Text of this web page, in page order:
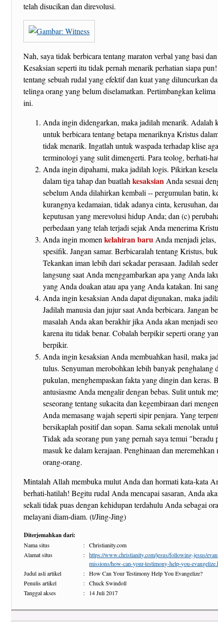
telah disucikan dan direvolusi.
Nah, saya tidak berbicara tentang maraton verbal yang basi
Kesaksian seperti itu tidak pernah menarik perhatian siapa
tentang sebuah rudal yang efektif dan kuat yang diluncurkan
telinga orang yang belum diselamatkan. Pertimbangkan kelima
ini.
Anda ingin didengarkan, maka jadilah menarik. Adalah
untuk berbicara tentang betapa menariknya Kristus
tidak menarik. Ingatlah untuk waspada terhadap klise
terminologi yang sulit dimengerti. Para teolog, berhati-
Anda ingin dipahami, maka jadilah logis. Pikirkan
dalam tiga tahap dan buatlahkesaksian Anda sesuai
sebelum Anda dilahirkan kembali -- pergumulan batin,
kurangnya kedamaian, tidak adanya cinta, kerusuhan,
keputusan yang merevolusi hidup Anda; dan (c)
perbedaan yang telah terjadi sejak Anda menerima
Anda ingin momenkelahiran baru Anda menjadi
spesifik. Jangan samar. Berbicaralah tentang Kristus,
Tekankan iman lebih dari sekadar perasaan. Jadilah
langsung saat Anda menggambarkan apa yang Anda
yang Anda doakan atau apa yang Anda katakan. Ini
Anda ingin kesaksian Anda dapat digunakan, maka
Jadilah manusia dan jujur saat Anda berbicara. Jangan
masalah Anda akan berakhir jika Anda akan menjadi
karena itu tidak benar. Cobalah berpikir seperti orang
berpikir.
Anda ingin kesaksian Anda membuahkan hasil, maka
tulus. Senyuman merobohkan lebih banyak penghalang
pukulan, menghempaskan fakta yang dingin dan keras.
antusiasme Anda mengalir dengan bebas. Sulit untuk
seseorang tentang sukacita dan kegembiraan dari
Anda memasang wajah seperti sipir penjara. Yang
bersikaplah positif dan sopan. Sama sekali menolak
Tidak ada seorang pun yang pernah saya temui "beradu
masuk ke dalam kerajaan. Penghinaan dan meremehkan
orang-orang.
Mintalah Allah membuka mulut Anda dan hormati kata-kata
berhati-hatilah! Begitu rudal Anda mencapai sasaran, Anda
sekali tidak puas dengan kehidupan terdahulu Anda sebagai
melayani diam-diam. (t/Jing-Jing)
Diterjemahkan dari:
Nama situs : Christianity.com
Alamat situs
: https://www.christianity.com/jesus/following-jesus/
missions/how-can-your-testimony-help-you-
Judul asli artikel
: How Can Your Testimony Help You Evangelize?
Penulis artikel
: Chuck Swindoll
Tanggal akses
: 14 Juli 2017